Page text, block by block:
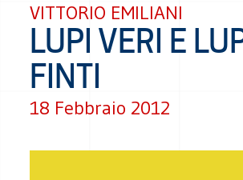
VITTORIO EMILIANI
LUPI VERI E
FINTI
18 Febbraio 2012